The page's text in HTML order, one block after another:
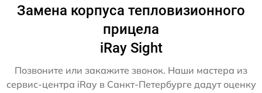
Замена корпуса тепловизионного
прицела
iRay Sight
Позвоните или закажите звонок. Наши мастера из
сервис-центра iRay в Санкт-Петербурге дадут оценку